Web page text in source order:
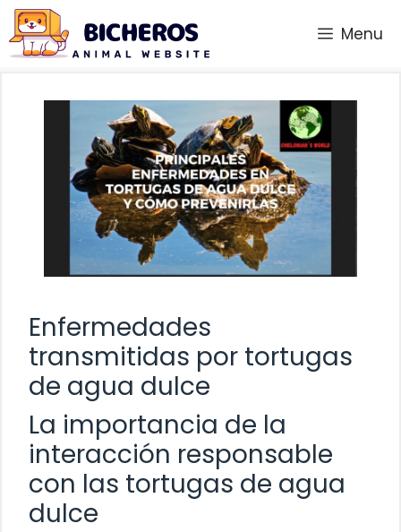
Saltar
al
contenido
Menu
Enfermedades
transmitidas por tortugas
de agua dulce
La importancia de la
interacción responsable
con las tortugas de agua
dulce